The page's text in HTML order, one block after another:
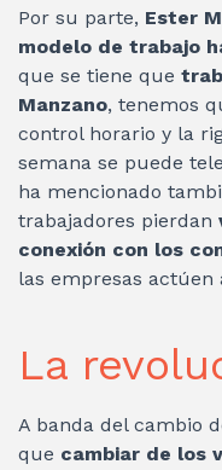
Por su parte, Ester
modelo de trabajo
que se tiene que
Manzano, tenemos
control horario y la
semana se puede
ha mencionado
trabajadores pierdan
conexión con los
las empresas actúen
La
A banda del cambio
que cambiar de los